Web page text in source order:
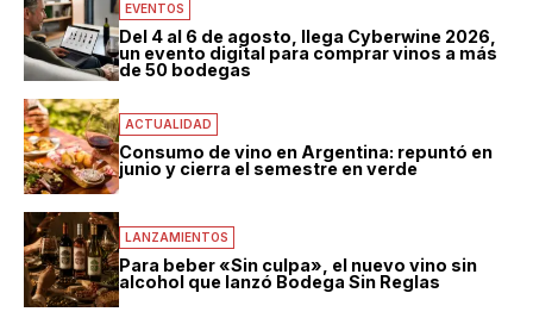
EVENTOS
Del 4 al 6 de agosto, llega Cyberwine 2026,
un evento digital para comprar vinos a más
de 50 bodegas
ACTUALIDAD
Consumo de vino en Argentina: repuntó en
junio y cierra el semestre en verde
LANZAMIENTOS
Para beber «Sin culpa», el nuevo vino sin
alcohol que lanzó Bodega Sin Reglas